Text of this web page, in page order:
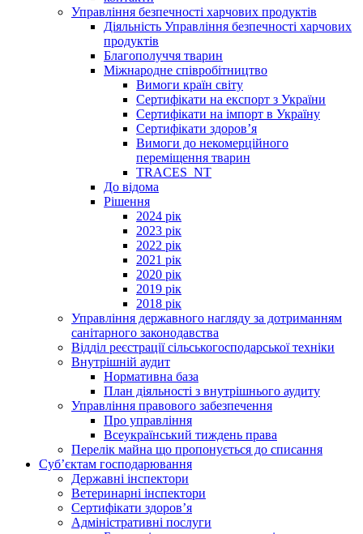
Управління безпечності харчових продуктів
Діяльність Управління безпечності харчових
продуктів
Благополуччя тварин
Міжнародне співробітництво
Вимоги країн світу
Сертифікати на експорт з України
Сертифікати на імпорт в Україну
Сертифікати здоров’я
Вимоги до некомерційного
переміщення тварин
TRACES_NT
До відома
Рішення
2024 рік
2023 рік
2022 рік
2021 рік
2020 рік
2019 рік
2018 рік
Управління державного нагляду за дотриманням
санітарного законодавства
Відділ реєстрації сільськогосподарської техніки
Внутрішній аудит
Нормативна база
План діяльності з внутрішнього аудиту
Управління правового забезпечення
Про управління
Всеукраїнський тиждень права
Перелік майна що пропонується до списання
Суб’єктам господарювання
Державні інспектори
Ветеринарні інспектори
Сертифікати здоров’я
Адміністративні послуги